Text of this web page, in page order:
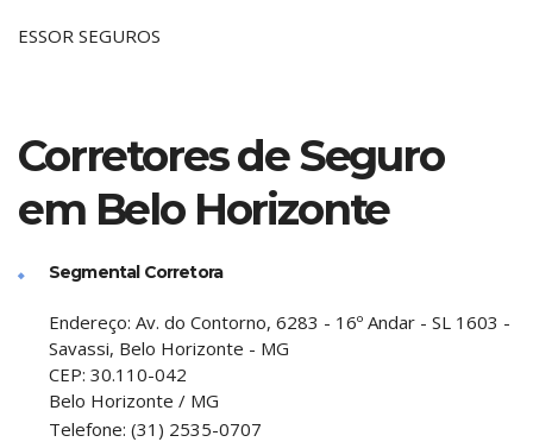
ESSOR SEGUROS
Corretores de Seguro
em Belo Horizonte
Segmental Corretora
Endereço: Av. do Contorno, 6283 - 16º Andar - SL 1603 -
Savassi, Belo Horizonte - MG
CEP: 30.110-042
Belo Horizonte / MG
Telefone: (31) 2535-0707